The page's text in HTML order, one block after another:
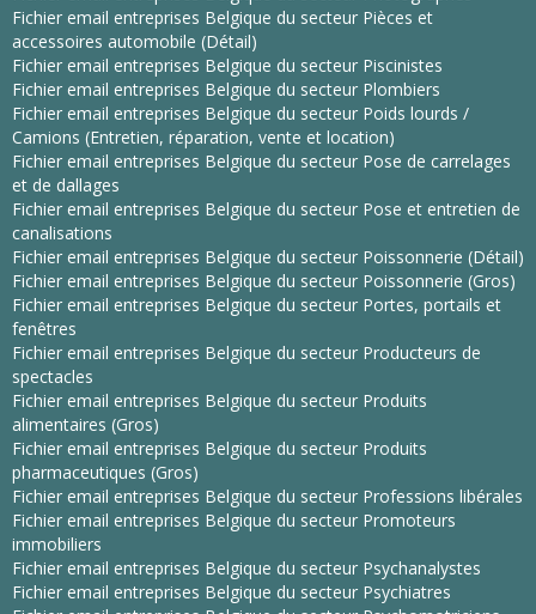
Fichier email entreprises Belgique du secteur Pièces et
accessoires automobile (Détail)
Fichier email entreprises Belgique du secteur Piscinistes
Fichier email entreprises Belgique du secteur Plombiers
Fichier email entreprises Belgique du secteur Poids lourds /
Camions (Entretien, réparation, vente et location)
Fichier email entreprises Belgique du secteur Pose de carrelages
et de dallages
Fichier email entreprises Belgique du secteur Pose et entretien de
canalisations
Fichier email entreprises Belgique du secteur Poissonnerie (Détail)
Fichier email entreprises Belgique du secteur Poissonnerie (Gros)
Fichier email entreprises Belgique du secteur Portes, portails et
fenêtres
Fichier email entreprises Belgique du secteur Producteurs de
spectacles
Fichier email entreprises Belgique du secteur Produits
alimentaires (Gros)
Fichier email entreprises Belgique du secteur Produits
pharmaceutiques (Gros)
Fichier email entreprises Belgique du secteur Professions libérales
Fichier email entreprises Belgique du secteur Promoteurs
immobiliers
Fichier email entreprises Belgique du secteur Psychanalystes
Fichier email entreprises Belgique du secteur Psychiatres